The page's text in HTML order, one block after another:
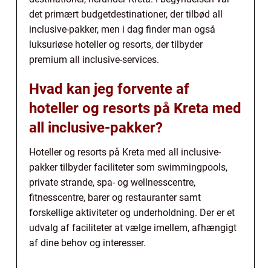
det primært budgetdestinationer, der tilbød all
inclusive-pakker, men i dag finder man også
luksuriøse hoteller og resorts, der tilbyder
premium all inclusive-services.
Hvad kan jeg forvente af
hoteller og resorts på Kreta med
all inclusive-pakker?
Hoteller og resorts på Kreta med all inclusive-
pakker tilbyder faciliteter som swimmingpools,
private strande, spa- og wellnesscentre,
fitnesscentre, barer og restauranter samt
forskellige aktiviteter og underholdning. Der er et
udvalg af faciliteter at vælge imellem, afhængigt
af dine behov og interesser.